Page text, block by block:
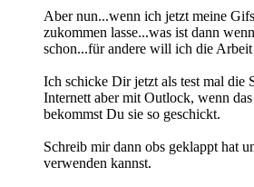
Aber nun...wenn ich jetzt meine
zukommen lasse...was ist dann
schon...für andere will ich die
Ich schicke Dir jetzt als test mal die
Internett aber mit Outlock, wenn
bekommst Du sie so geschickt.
Schreib mir dann obs geklappt hat
verwenden kannst.